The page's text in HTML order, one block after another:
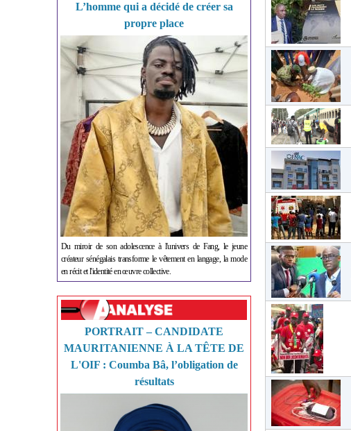
L’homme qui a décidé de créer sa
propre place
Du miroir de son adolescence à l'univers de Fang, le jeune
créateur sénégalais transforme le vêtement en langage, la mode
en récit et l'identité en œuvre collective.
PORTRAIT – CANDIDATE
MAURITANIENNE À LA TÊTE DE
L'OIF : Coumba Bâ, l’obligation de
résultats